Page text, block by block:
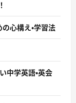
心構え・学習法
中学英語・英会